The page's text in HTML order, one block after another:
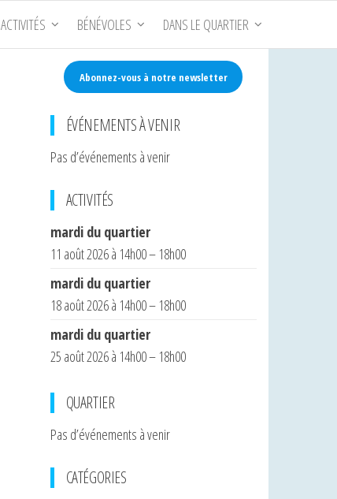
ACTIVITÉS BÉNÉVOLES DANS LE QUARTIER
Abonnez-vous à notre newsletter
ÉVÉNEMENTS À VENIR
Pas d’événements à venir
ACTIVITÉS
mardi du quartier
11 août 2026 à 14h00 – 18h00
mardi du quartier
18 août 2026 à 14h00 – 18h00
mardi du quartier
25 août 2026 à 14h00 – 18h00
QUARTIER
Pas d’événements à venir
CATÉGORIES